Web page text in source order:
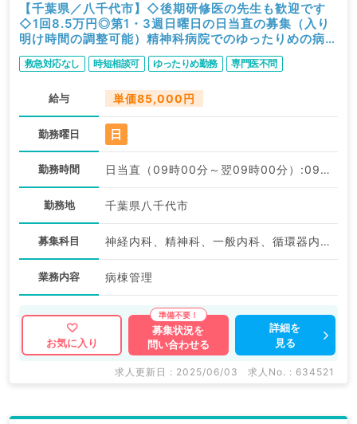
【千葉県／八千代市】◇後期研修医の先生も歓迎です
◇1回8.5万円◎第1・3週日曜日の日当直の募集（入り
明け時間の調整可能）精神科病院でのゆったりめの病棟
管理をお任せします！＜＜全身管理できる先生歓迎です
＞＞（科目不問／非常勤）
救急対応なし 時短相談可 ゆったりめ勤務 専門医不問
給与 単価85,000円
勤務曜日 日
勤務時間 日当直（09時00分～翌09時00分）:09:00〜09:00
勤務地 千葉県八千代市
募集科目 神経内科、精神科、一般内科、循環器内科、呼吸器内科、消化器内科、内分泌・代謝内科、腎臓内科、老年内科、科目不問
業務内容 病棟管理
お気に入り
募集状況を
問い合わせる
詳細を
見る
求人更新日 : 2025/06/03 求人No. : 634521